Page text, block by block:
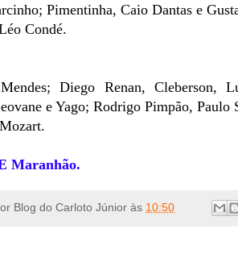
Pimentinha, Caio Dantas e
Condé.
Diego Renan, Cleberson,
e Yago; Rodrigo Pimpão, Paulo
Mozart.
Maranhão.
Blog do Carloto Júnior às 10:50